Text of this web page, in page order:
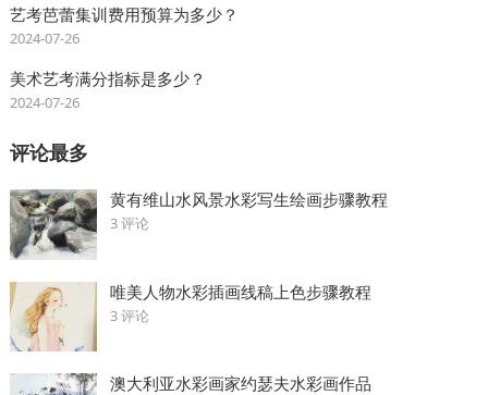
艺考芭蕾集训费用预算为多少？
2024-07-26
美术艺考满分指标是多少？
2024-07-26
评论最多
黄有维山水风景水彩写生绘画步骤教程
3 评论
唯美人物水彩插画线稿上色步骤教程
3 评论
澳大利亚水彩画家约瑟夫水彩画作品